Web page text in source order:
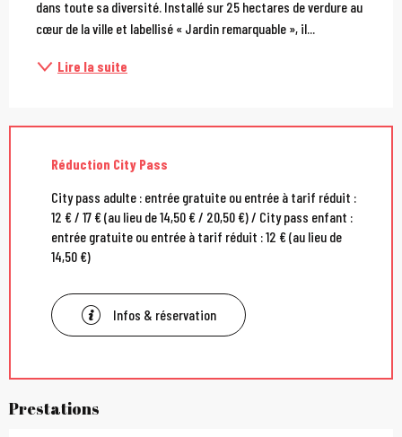
dans toute sa diversité. Installé sur 25 hectares de verdure au
cœur de la ville et labellisé « Jardin remarquable », il...
Lire la suite
Réduction City Pass
City pass adulte : entrée gratuite ou entrée à tarif réduit :
12 € / 17 € (au lieu de 14,50 € / 20,50 €) / City pass enfant :
entrée gratuite ou entrée à tarif réduit : 12 € (au lieu de
14,50 €)
Infos & réservation
Prestations